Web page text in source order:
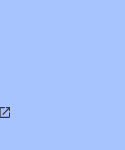
open_in_new